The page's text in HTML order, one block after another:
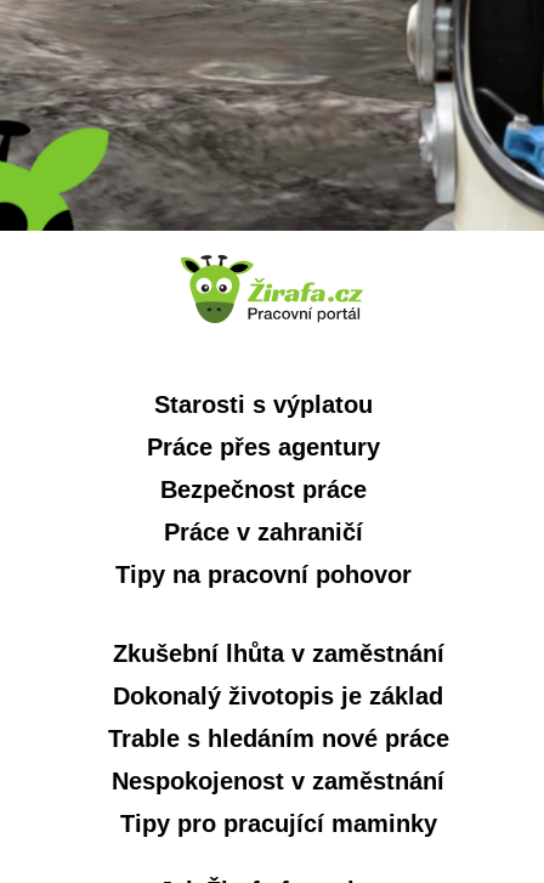
Starosti s výplatou
Práce přes agentury
Bezpečnost práce
Práce v zahraničí
Tipy na pracovní pohovor
Zkušební lhůta v zaměstnání
Dokonalý životopis je základ
Trable s hledáním nové práce
Nespokojenost v zaměstnání
Tipy pro pracující maminky